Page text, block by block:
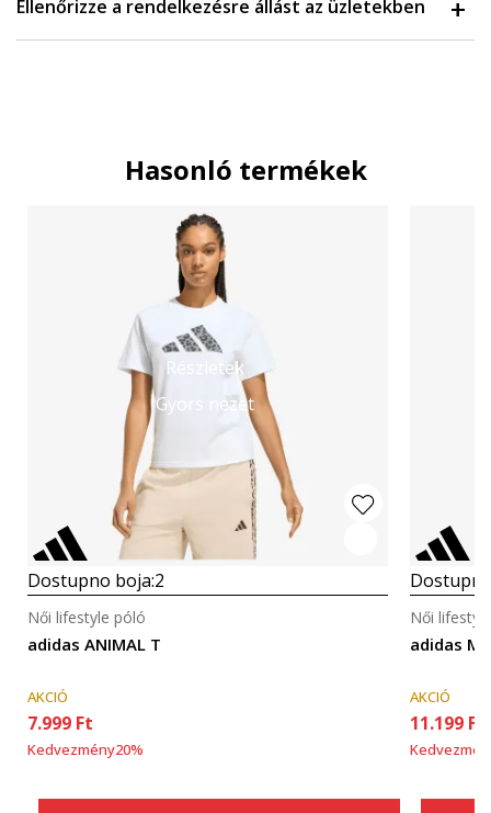
Ellenőrizze a rendelkezésre állást az üzletekben
Hasonló termékek
Részletek
Gyors nézet
Dostupno boja:2
adidas ANIMAL T
Női lifestyle póló
AKCIÓ
7.999 Ft
Kedvezmény20%
adidas
Női
AKCIÓ
11.199 Ft